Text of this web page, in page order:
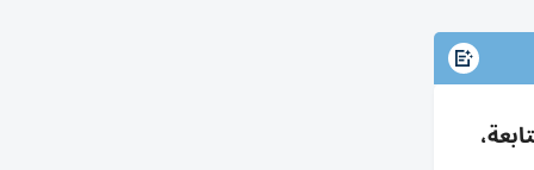
ومعسكر للمتابعة،